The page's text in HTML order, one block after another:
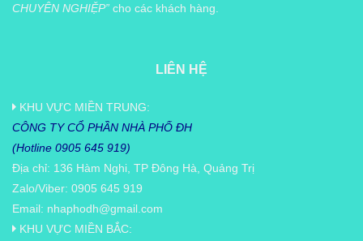
CHUYÊN NGHIỆP” cho các khách hàng.
LIÊN HỆ
KHU VỰC MIỀN TRUNG:
CÔNG TY CỔ PHẦN NHÀ PHỐ ĐH
(Hotline 0905 645 919)
Địa chỉ: 136 Hàm Nghi, TP Đông Hà, Quảng Trị
Zalo/Viber: 0905 645 919
Email: nhaphodh@gmail.com
KHU VỰC MIỀN BẮC: